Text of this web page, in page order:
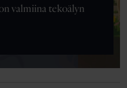
valmiina tekoälyn